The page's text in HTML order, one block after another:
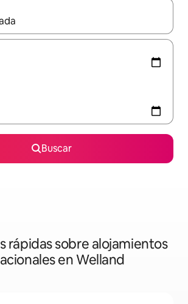
estén disponibles, navega con las
Buscar
rápidas sobre alojamientos
en Welland